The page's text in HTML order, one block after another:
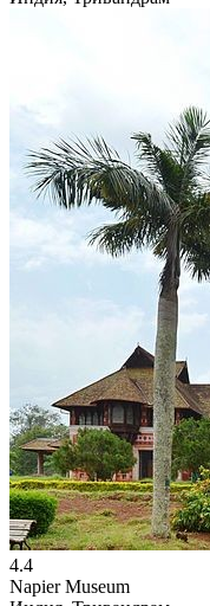
4.4
Napier Museum